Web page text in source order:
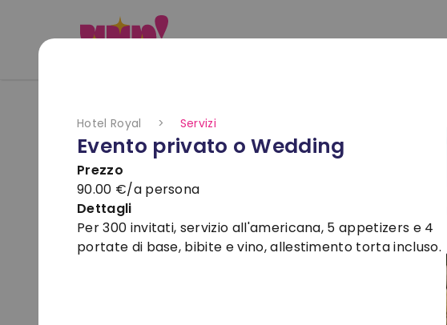
Hotel Royal > Servizi
Evento privato o Wedding
Prezzo
90.00 €/a persona
Dettagli
Per 300 invitati, servizio all'americana, 5 appetizers e 4
portate di base, bibite e vino, allestimento torta incluso.
Hotel Royal